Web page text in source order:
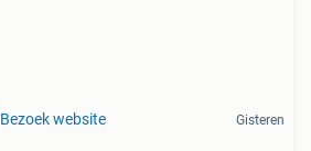
Bezoek website Gisteren